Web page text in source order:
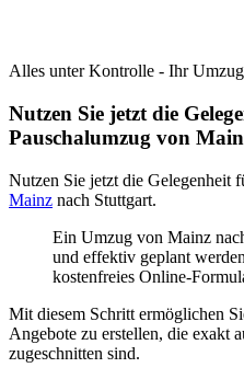
Alles unter Kontrolle - Ihr
Nutzen Sie jetzt die
Pauschalumzug von
Nutzen Sie jetzt die Gelegenheit
Mainz nach Stuttgart.
Ein Umzug von Mainz
und effektiv geplant
kostenfreies Online-
Mit diesem Schritt ermöglichen
Angebote zu erstellen, die exakt
zugeschnitten sind.